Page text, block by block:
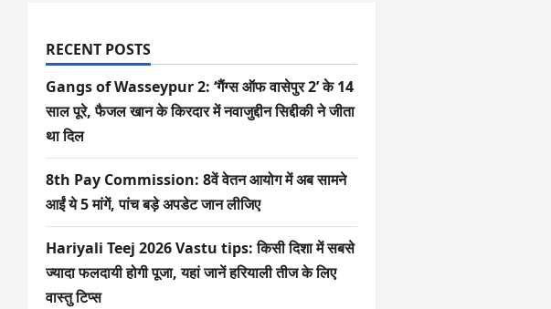
RECENT POSTS
Gangs of Wasseypur 2: ‘गैंग्स ऑफ वासेपुर 2’ के 14
साल पूरे, फैजल खान के किरदार में नवाजुद्दीन सिद्दीकी ने जीता
था दिल
8th Pay Commission: 8वें वेतन आयोग में अब सामने
आईं ये 5 मांगें, पांच बड़े अपडेट जान लीजिए
Hariyali Teej 2026 Vastu tips: किसी दिशा में सबसे
ज्यादा फलदायी होगी पूजा, यहां जानें हरियाली तीज के लिए
वास्तु टिप्स